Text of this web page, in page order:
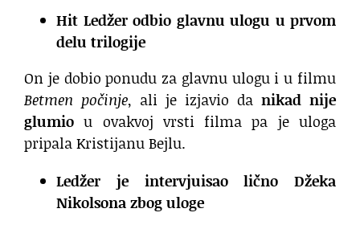
Hit Ledžer odbio glavnu ulogu u prvom
delu trilogije
On je dobio ponudu za glavnu ulogu i u filmu
Betmen počinje, ali je izjavio da nikad nije
glumio u ovakvoj vrsti filma pa je uloga
pripala Kristijanu Bejlu.
Ledžer je intervjuisao lično Džeka
Nikolsona zbog uloge